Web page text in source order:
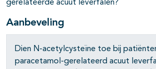
gerelateerde acuut leverfalen?
Aanbeveling
Dien N-acetylcysteïne toe bij
paracetamol-gerelateerd acuut